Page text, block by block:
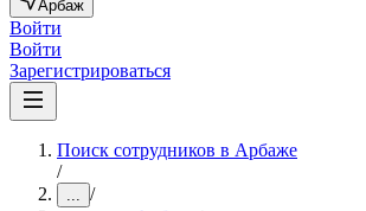
Арбаж
Войти
Войти
Зарегистрироваться
Поиск сотрудников в Арбаже
/
... /